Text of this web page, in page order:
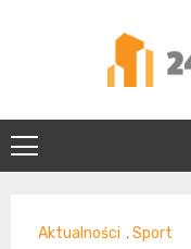
Aktualności ,Sport